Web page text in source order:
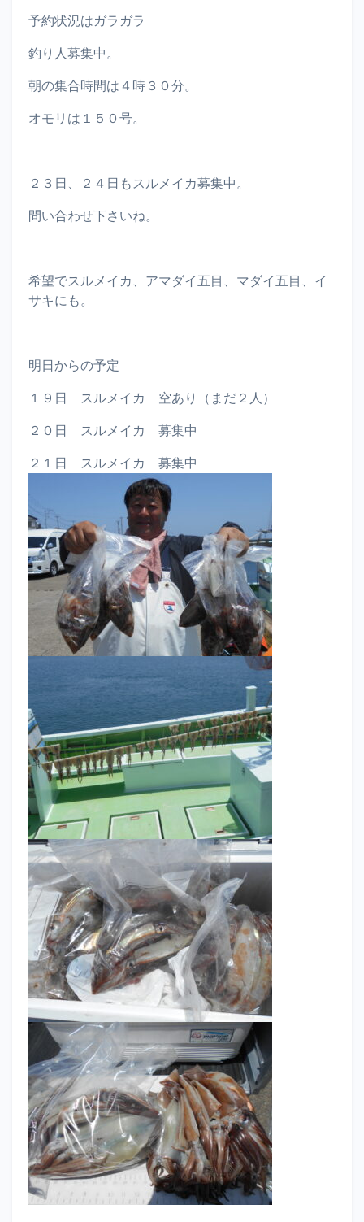
予約状況はガラガラ
釣り人募集中。
朝の集合時間は４時３０分。
オモリは１５０号。
２３日、２４日もスルメイカ募集中。
問い合わせ下さいね。
希望でスルメイカ、アマダイ五目、マダイ五目、イ
サキにも。
明日からの予定
１９日 スルメイカ 空あり（まだ２人）
２０日 スルメイカ 募集中
２１日 スルメイカ 募集中